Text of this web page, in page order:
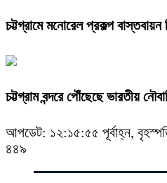
চট্টগ্রামে মনোরেল প্রকল্প
চট্টগ্রাম বন্দরে পৌঁছেছে ভারতীয়
আপডেট: ১২:১৫:৫৫ পূর্বাহ্ন,
৪৪৯